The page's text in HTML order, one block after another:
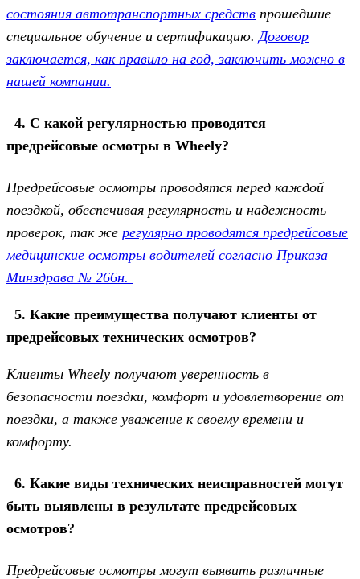
состояния автотранспортных средств прошедшие
специальное обучение и сертификацию. Договор
заключается, как правило на год, заключить можно в
нашей компании.
4. С какой регулярностью проводятся
предрейсовые осмотры в Wheely?
Предрейсовые осмотры проводятся перед каждой
поездкой, обеспечивая регулярность и надежность
проверок, так же регулярно проводятся предрейсовые
медицинские осмотры водителей согласно Приказа
Минздрава № 266н.
5. Какие преимущества получают клиенты от
предрейсовых технических осмотров?
Клиенты Wheely получают уверенность в
безопасности поездки, комфорт и удовлетворение от
поездки, а также уважение к своему времени и
комфорту.
6. Какие виды технических неисправностей могут
быть выявлены в результате предрейсовых
осмотров?
Предрейсовые осмотры могут выявить различные